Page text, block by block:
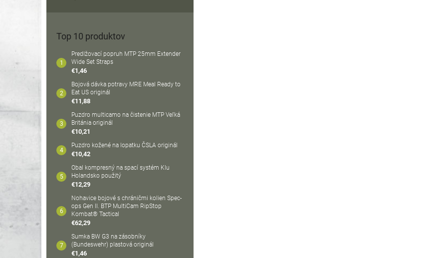
Top 10 produktov
Predlžovací popruh MTP 25mm Extender
Wide Set Straps
€1,46
Bojová dávka potravy MRE Meal Ready to
Eat US originál
€11,88
Puzdro multicamo na čistenie MTP Veľká
Británia originál
€10,21
Puzdro kožené na lopatku ČSLA originál
€10,42
Obal kompresný na spací systém Klu
Holandsko použitý
€12,29
Nohavice bojové s chráničmi kolien Spec-
ops Gen II. BTP MultiCam RipStop
Kombat® Tactical
€62,29
Sumka BW G3 na zásobníky
(Bundeswehr) plastová originál
€1,46